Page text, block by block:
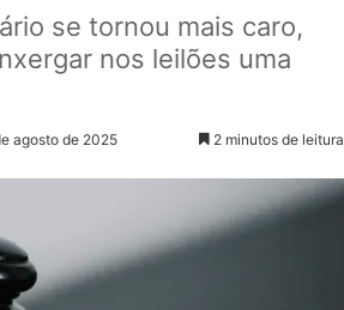
se tornou mais caro,
nos leilões uma
agosto de 2025 2 minutos de leitura